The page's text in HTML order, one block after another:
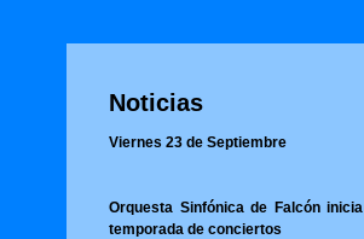
Noticias
Viernes 23 de Septiembre
Orquesta Sinfónica de Falcón inicia
temporada de conciertos